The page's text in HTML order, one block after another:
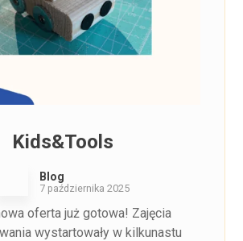
Kids&Tools
Blog
7 października 2025
oferta już gotowa! Zajęcia
wystartowały w kilkunastu